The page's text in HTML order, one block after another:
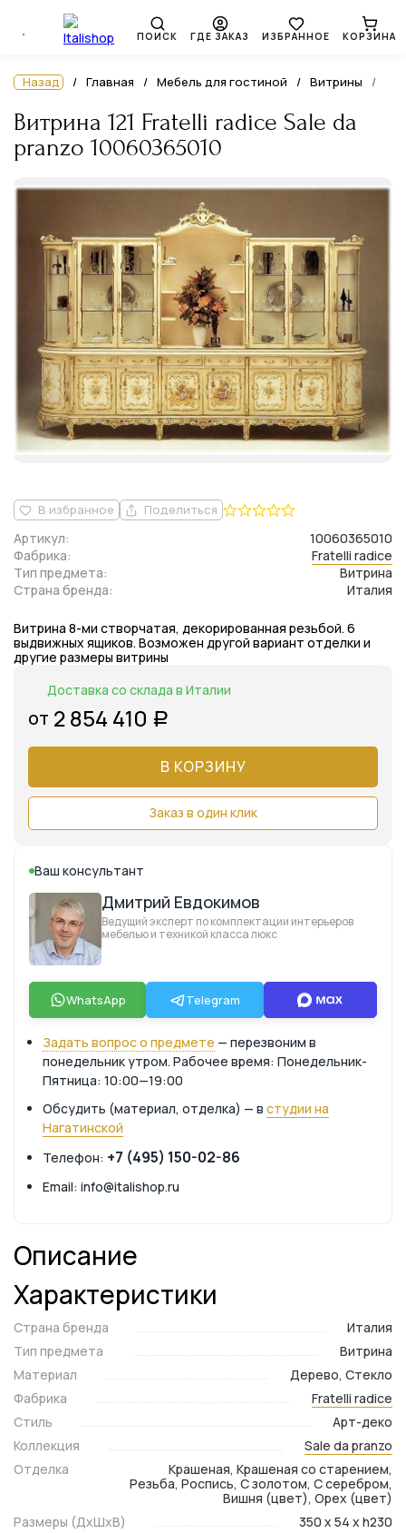
ПОИСК ГДЕ ЗАКАЗ ИЗБРАННОЕ КОРЗИНА
Назад Главная Мебель для гостиной Витрины
Витрина 121 Fratelli radice Sale da
pranzo 10060365010
В избранное Поделиться
Фабрика: Fratelli radice
Артикул:
10060365010
Тип предмета:
Витрина
Страна бренда:
Италия
Витрина 8-ми створчатая, декорированная резьбой. 6
выдвижных ящиков. Возможен другой вариант отделки и
другие размеры витрины
Доставка со склада в Италии
от 2 854 410 Р
В КОРЗИНУ
Заказ в один клик
Ваш консультант
Дмитрий Евдокимов
Ведущий эксперт по комплектации интерьеров
мебелью и техникой класса люкс
WhatsApp Telegram
Задать вопрос о предмете — перезвоним в
понедельник утром. Рабочее время: Понедельник-
Пятница: 10:00—19:00
Обсудить (материал, отделка) — в студии на
Нагатинской
Телефон: +7 (495) 150-02-86
Email: info@italishop.ru
Описание
Характеристики
Страна бренда
Италия
Тип предмета
Витрина
Материал
Дерево, Стекло
Фабрика
Fratelli radice
Стиль
Арт-деко
Коллекция
Sale da pranzo
Отделка
Крашеная, Крашеная со старением,
Резьба, Роспись, С золотом, С серебром,
Вишня (цвет), Орех (цвет)
Размеры (ДxШxВ)
350 x 54 x h230